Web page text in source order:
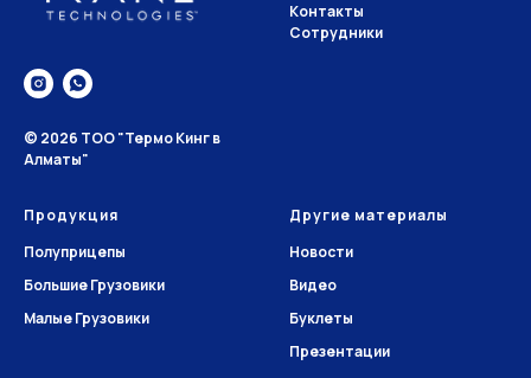
© 2026 ТОО "Термо Кинг в
Алматы"
Контакты
Сотрудники
Продукция
Полуприцепы
Большие Грузовики
Малые Грузовики
Другие материалы
Новости
Видео
Буклеты
Презентации